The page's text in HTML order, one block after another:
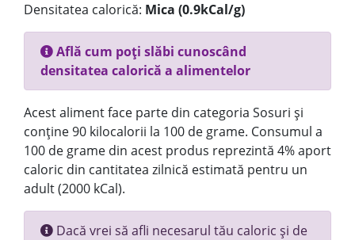
Densitatea calorică: Mica (0.9kCal/g)
Află cum poți slăbi cunoscând
densitatea calorică a alimentelor
Acest aliment face parte din categoria Sosuri și
conține 90 kilocalorii la 100 de grame. Consumul a
100 de grame din acest produs reprezintă 4% aport
caloric din cantitatea zilnică estimată pentru un
adult (2000 kCal).
Dacă vrei să afli necesarul tău caloric și de